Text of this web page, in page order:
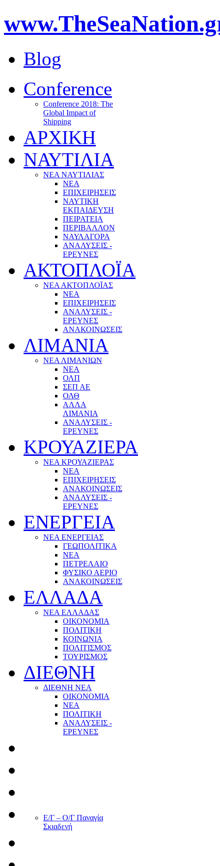
Blog
Conference
Conference 2018: The
Global Impact of
Shipping
ΑΡΧΙΚΗ
ΝΑΥΤΙΛΙΑ
ΝΕΑ ΝΑΥΤΙΛΙΑΣ
ΝΕΑ
ΕΠΙΧΕΙΡΗΣΕΙΣ
ΝΑΥΤΙΚΗ
ΕΚΠΑΙΔΕΥΣΗ
ΠΕΙΡΑΤΕΙΑ
ΠΕΡΙΒΑΛΛΟΝ
ΝΑΥΛΑΓΟΡΑ
ΑΝΑΛΥΣΕΙΣ -
ΕΡΕΥΝΕΣ
ΑΚΤΟΠΛΟΪΑ
ΝΕΑ ΑΚΤΟΠΛΟΪΑΣ
ΝΕΑ
ΕΠΙΧΕΙΡΗΣΕΙΣ
ΑΝΑΛΥΣΕΙΣ -
ΕΡΕΥΝΕΣ
ΑΝΑΚΟΙΝΩΣΕΙΣ
ΛΙΜΑΝΙΑ
ΝΕΑ ΛΙΜΑΝΙΩΝ
ΝΕΑ
ΟΛΠ
ΣΕΠ ΑΕ
ΟΛΘ
ΑΛΛΑ
ΛΙΜΑΝΙΑ
ΑΝΑΛΥΣΕΙΣ -
ΕΡΕΥΝΕΣ
ΚΡΟΥΑΖΙΕΡΑ
ΝΕΑ ΚΡΟΥΑΖΙΕΡΑΣ
NEA
ΕΠΙΧΕΙΡΗΣΕΙΣ
ΑΝΑΚΟΙΝΩΣΕΙΣ
ΑΝΑΛΥΣΕΙΣ -
ΕΡΕΥΝΕΣ
ΕΝΕΡΓΕΙΑ
ΝΕΑ ΕΝΕΡΓΕΙΑΣ
ΓΕΩΠΟΛΙΤΙΚΑ
ΝΕΑ
ΠΕΤΡΕΛΑΙΟ
ΦΥΣΙΚΟ ΑΕΡΙΟ
ΑΝΑΚΟΙΝΩΣΕΙΣ
ΕΛΛΑΔΑ
ΝΕΑ ΕΛΛΑΔΑΣ
ΟΙΚΟΝΟΜΙΑ
ΠΟΛΙΤΙΚΗ
ΚΟΙΝΩΝΙΑ
ΠΟΛΙΤΙΣΜΟΣ
ΤΟΥΡΙΣΜΟΣ
ΔΙΕΘΝΗ
ΔΙΕΘΝΗ ΝΕΑ
ΟΙΚΟΝΟΜΙΑ
ΝΕΑ
ΠΟΛΙΤΙΚΗ
ΑΝΑΛΥΣΕΙΣ -
ΕΡΕΥΝΕΣ
Ε/Γ – Ο/Γ Παναγία
Σκιαδενή